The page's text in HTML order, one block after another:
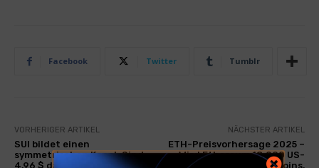
Facebook Twitter Tumblr
VORHERIGER ARTIKEL
SUI bildet einen
symmetrischen Kanal: Sind
4,96 $ das nächste Ziel?
NÄCHSTER ARTIKEL
ETH-Preisvorhersage 2025 –
Wird Ethereum 18.000 US-
Dollar erreichen? 3 Altcoins,